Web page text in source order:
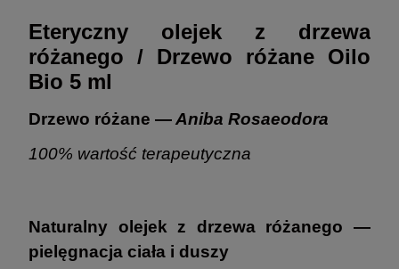
Eteryczny olejek z drzewa
różanego / Drzewo różane Oilo
Bio 5 ml
Drzewo różane —Aniba Rosaeodora
100% wartość terapeutyczna
Naturalny olejek z drzewa różanego —
pielęgnacja ciała i duszy